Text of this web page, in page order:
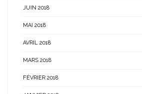
JUIN 2018
MAI 2018
AVRIL 2018
MARS 2018
FÉVRIER 2018